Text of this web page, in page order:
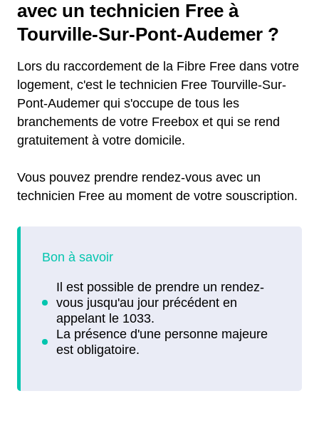
avec un technicien Free à
Tourville-Sur-Pont-Audemer ?
Lors du raccordement de la Fibre Free dans votre
logement, c'est le technicien Free Tourville-Sur-
Pont-Audemer qui s'occupe de tous les
branchements de votre Freebox et qui se rend
gratuitement à votre domicile.
Vous pouvez prendre rendez-vous avec un
technicien Free au moment de votre souscription.